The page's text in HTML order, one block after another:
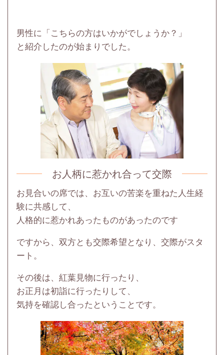
男性に「こちらの方はいかがでしょうか？」
と紹介したのが始まりでした。
お人柄に惹かれ合って交際
お見合いの席では、 お互いの苦楽を重ねた人生経
験に共感して、
人格的に惹かれあったものがあったのです
ですから、双方とも交際希望となり、交際がスタ
ート。
その後は、紅葉見物に行ったり、
お正月は初詣に行ったりして、
気持を確認し合ったということです。